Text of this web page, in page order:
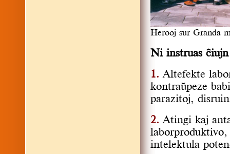
Herooj sur Granda
Ni instruas
1. Altefekte
kontraypeze
parazitoj,
2. Atingi kaj
intelektula